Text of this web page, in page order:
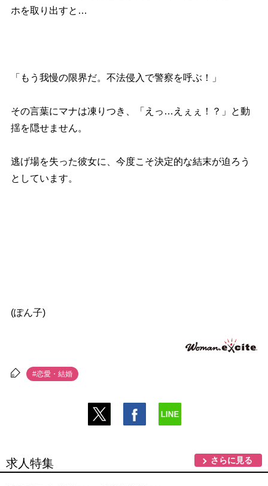
ホを取り出すと…
「もう我慢の限界だ。不法侵入で警察を呼ぶ！」
その言葉にマナは凍りつき、「えっ…えぇぇ！？」と動
揺を隠せません。
逃げ場を失った彼女に、今度こそ決定的な結末が迫ろう
としています。
(ぽん子)
#恋愛・結婚
求人特集 さらに見る